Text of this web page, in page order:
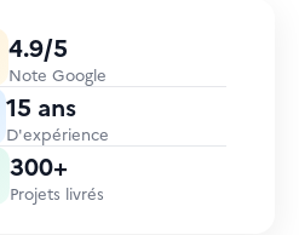
4.9/5
Note Google
15 ans
D'expérience
300+
Projets livrés